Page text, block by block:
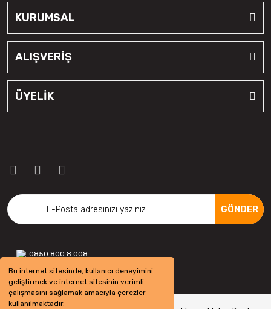
Bu internet sitesinde, kullanıcı deneyimini
geliştirmek ve internet sitesinin verimli
çalışmasını sağlamak amacıyla çerezler
kullanılmaktadır.
KURUMSAL
ALIŞVERİŞ
ÜYELİK
GÖNDER
0850 800 8 008